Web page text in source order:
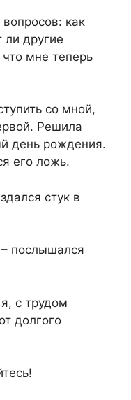
как
ли другие
мне теперь
со мной,
Решила
день рождения.
его ложь.
стук в
послышался
с трудом
долгого